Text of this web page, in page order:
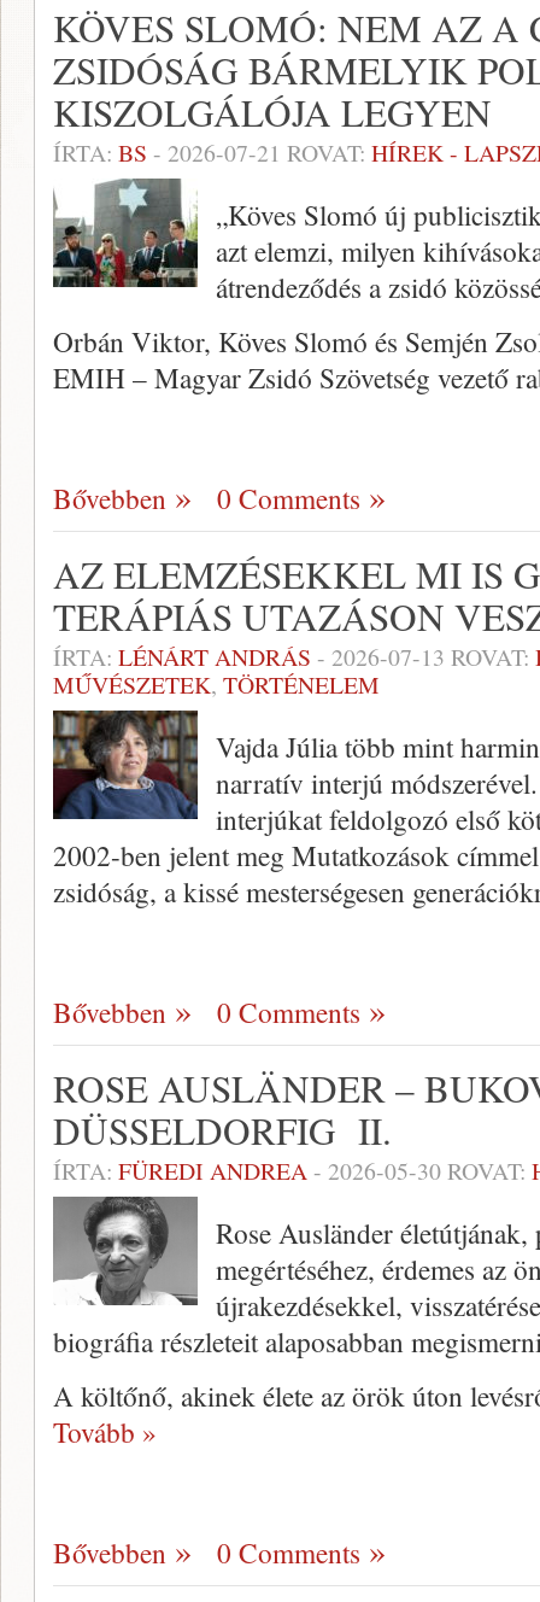
KÖVES SLOMÓ: NEM AZ A
ZSIDÓSÁG BÁRMELYIK
KISZOLGÁLÓJA LEGYEN
ÍRTA: BS - 2026-07-21 ROVAT: HÍREK -
„Köves Slomó új
azt elemzi, milyen
átrendeződés a zsidó
Orbán Viktor, Köves Slomó és Semjén
EMIH – Magyar Zsidó Szövetség vezető
Bővebben 0 Comments
AZ ELEMZÉSEKKEL MI IS
TERÁPIÁS UTAZÁSON
ÍRTA: LÉNÁRT ANDRÁS - 2026-07-13 ROVAT:
MŰVÉSZETEK, TÖRTÉNELEM
Vajda Júlia több mint
narratív interjú
interjúkat feldolgozó első
2002-ben jelent meg Mutatkozások
zsidóság, a kissé mesterségesen
Bővebben 0 Comments
ROSE AUSLÄNDER –
DÜSSELDORFIG II.
ÍRTA: FÜREDI ANDREA- 2026-05-30ROVAT:
Rose Ausländer
megértéséhez, érdemes az
újrakezdésekkel,
biográfia részleteit alaposabban
A költőnő, akinek élete az örök úton
Tovább »
Bővebben 0 Comments